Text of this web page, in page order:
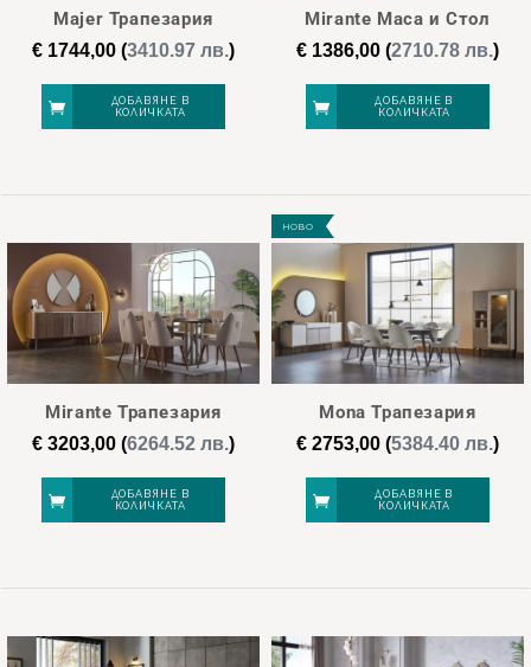
Majer Трапезария
€ 1744,00 (3410.97 лв.)
ДОБАВЯНЕ В
КОЛИЧКАТА
Mirante Маса и Стол
€1386,00(2710.78 лв.)
ДОБАВЯНЕ В
КОЛИЧКАТА
Mirante Трапезария
€ 3203,00 (6264.52 лв.)
ДОБАВЯНЕ В
КОЛИЧКАТА
НОВО
Mona Трапезария
€2753,00(5384.40 лв.)
ДОБАВЯНЕ В
КОЛИЧКАТА